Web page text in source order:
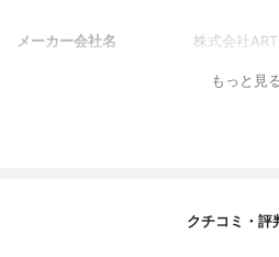
メーカー会社名 株式会社
もっと見
クチコミ・評